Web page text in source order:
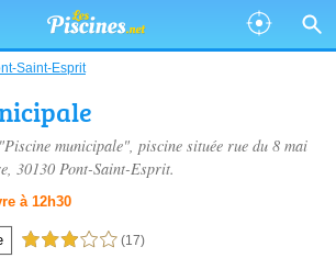
Saint-Esprit
municipale", piscine située rue du 8 mai
, 30130 Pont-Saint-Esprit.
à 12h30
3,0 étoiles sur 5 (17)